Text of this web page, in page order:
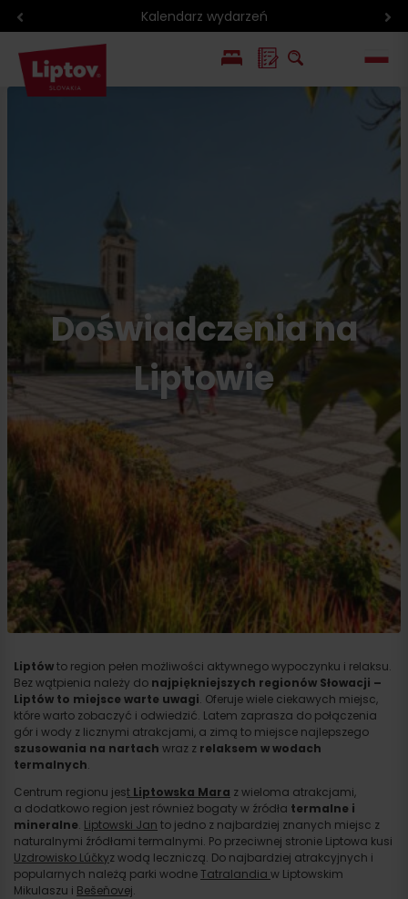
Region rowerowy
EN
Doświadczenia na
Liptowie
Liptówto region pełen możliwości aktywnego wypoczynku i relaksu.
Bez wątpienia należy do najpiękniejszych regionów Słowacji –
Liptów to miejsce warte uwagi. Oferuje wiele ciekawych miejsc,
które warto zobaczyć i odwiedzić. Latem zaprasza do połączenia
gór i wody z licznymi atrakcjami, a zimą to miejsce najlepszego
szusowania na nartach wraz z relaksem w wodach
termalnych.
Centrum regionu jest Liptowska Mara z wieloma atrakcjami,
a dodatkowo region jest również bogaty w źródła termalne i
mineralne. Liptowski Jan to jedno z najbardziej znanych miejsc z
naturalnymi źródłami termalnymi. Po przeciwnej stronie Liptowa kusi
Uzdrowisko Lúčkyz wodą leczniczą. Do najbardziej atrakcyjnych i
popularnych należą parki wodne Tatralandia w Liptowskim
Mikulaszu i Bešeňovej.